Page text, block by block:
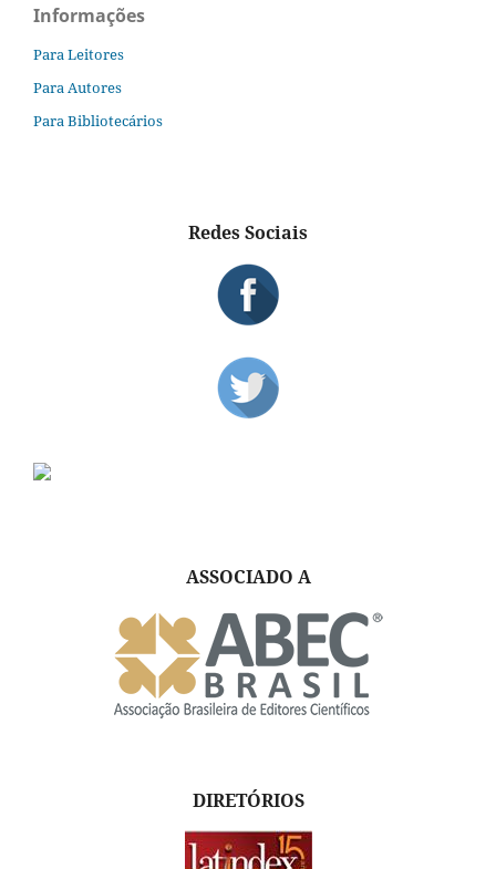
Informações
Para Leitores
Para Autores
Para Bibliotecários
Redes Sociais
ASSOCIADO A
DIRETÓRIOS